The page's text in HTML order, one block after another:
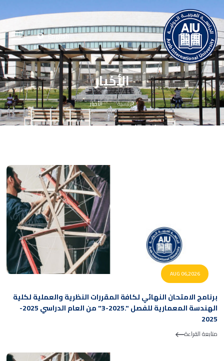
English
الأخبار
الرئيسية الأخبار
AUG 06,2026
برنامج الامتحان النهائي لكافة المقررات النظرية والعملية لكلية
الهندسة المعمارية للفصل ".2025-3" من العام الدراسي 2025-
2025
متابعة القراءة